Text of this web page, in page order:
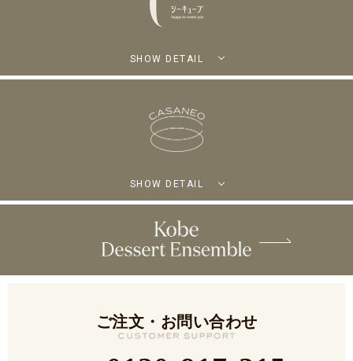
SHOW DETAIL
SHOW DETAIL
ご注文・お問い合わせ